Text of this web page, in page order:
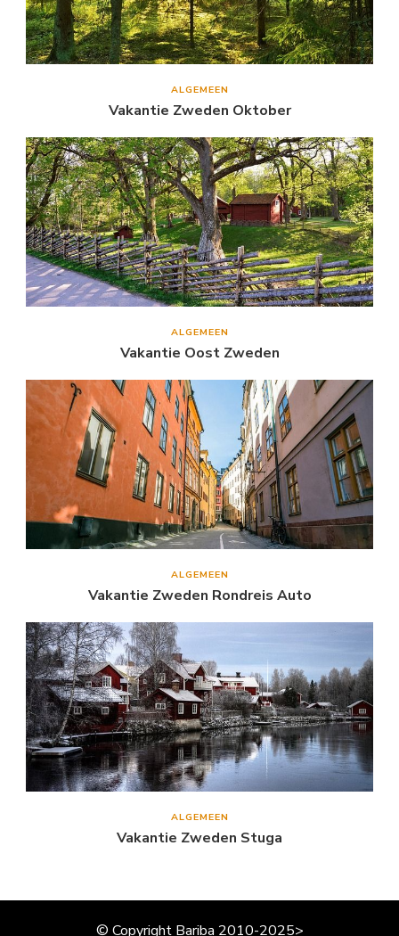
ALGEMEEN
Vakantie Zweden Oktober
ALGEMEEN
Vakantie Oost Zweden
ALGEMEEN
Vakantie Zweden Rondreis Auto
ALGEMEEN
Vakantie Zweden Stuga
© Copyright Bariba 2010-2025>